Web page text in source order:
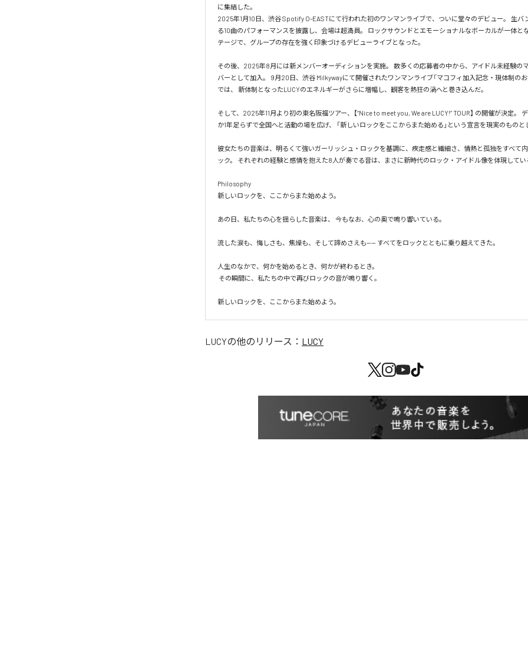
に集結した。
2025年1月10日、渋谷 Spotify O-EASTにて行われた初のワンマンライブで、ついに堂々のデビュー。 生バ
る10曲のパフォーマンスを披露し、会場は超満員。 ロックサウンドとエモーショナルなボーカルが一体と
テージで、グループの存在を強く印象づけるデビューライブとなった。
その後、2025年8月には新メンバーオーディションを実施。 数多くの応募者の中から、アイドル未経験の
バーとして加入。 9月20日、渋谷 Milkywayにて開催されたワンマンライブ「マコフィ加入記念・現体制のお
では、 新体制となったLUCYのエネルギーがさらに増幅し、観客を熱狂の渦へと巻き込んだ。
そして、2025年11月より初の東名阪福ツアー、【“Nice to meet you, We are LUCY!” TOUR】 の開催が決定。
か1年足らずで全国へと活動の場を広げ、 「新しいロックをここからまた始める」という宣言を現実のものと
彼女たちの音楽は、明るくて強いガーリッシュ・ロックを基調に、疾走感と繊細さ、情熱と孤独をすべて内
ック。 それぞれの経験と感情を抱えた8人が奏でる音は、まさに新時代のロック・アイドル像を体現してい
Philosophy
新しいロックを、ここからまた始めよう。
あの日、私たちの心を揺らした音楽は、 今もなお、心の奥で鳴り響いている。
流した涙も、悔しさも、焦燥も、そして諦めさえも—— すべてをロックとともに乗り越えてきた。
人生のなかで、何かを始めるとき、何かが終わるとき。
新しいロックを、ここからまた始めよう。
LUCYの他のリリース： LUCY